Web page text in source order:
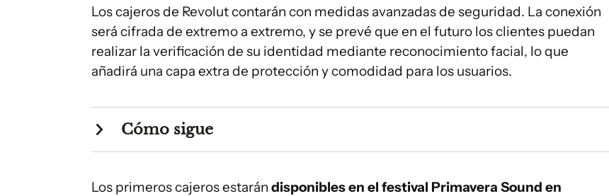
Los cajeros de Revolut contarán con medidas avanzadas de seguridad. La conexión
será cifrada de extremo a extremo, y se prevé que en el futuro los clientes puedan
realizar la verificación de su identidad mediante reconocimiento facial, lo que
añadirá una capa extra de protección y comodidad para los usuarios.
Cómo sigue
Los primeros cajeros estarán disponibles en el festival Primavera Sound en